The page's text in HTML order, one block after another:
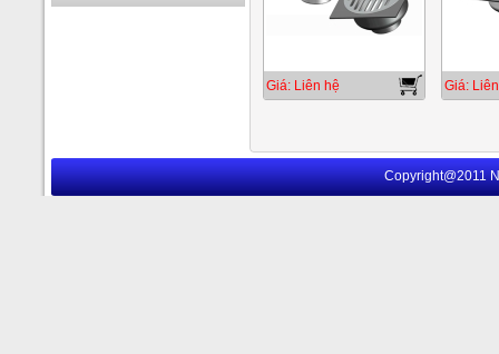
Giá: Liên hệ Giá:
Copyright@2011